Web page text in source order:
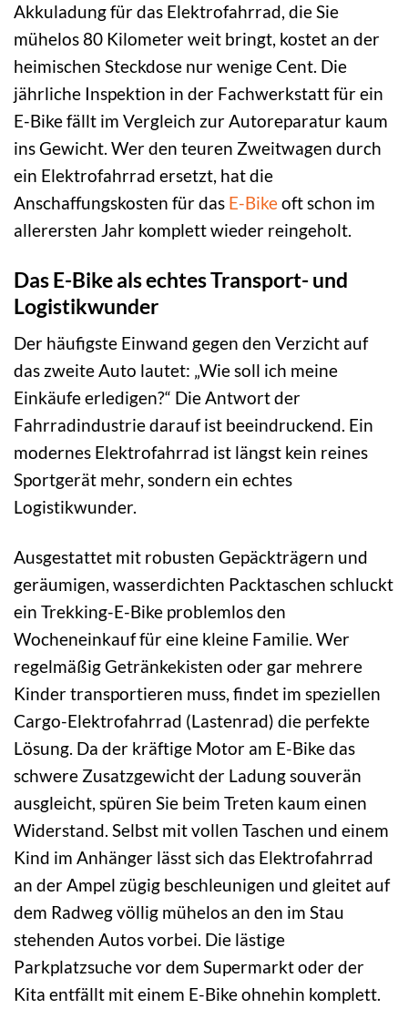
Akkuladung für das Elektrofahrrad, die Sie
mühelos 80 Kilometer weit bringt, kostet an der
heimischen Steckdose nur wenige Cent. Die
jährliche Inspektion in der Fachwerkstatt für ein
E-Bike fällt im Vergleich zur Autoreparatur kaum
ins Gewicht. Wer den teuren Zweitwagen durch
ein Elektrofahrrad ersetzt, hat die
Anschaffungskosten für das E-Bikeoft schon im
allerersten Jahr komplett wieder reingeholt.
Das E-Bike als echtes Transport- und
Logistikwunder
Der häufigste Einwand gegen den Verzicht auf
das zweite Auto lautet: „Wie soll ich meine
Einkäufe erledigen?“ Die Antwort der
Fahrradindustrie darauf ist beeindruckend. Ein
modernes Elektrofahrrad ist längst kein reines
Sportgerät mehr, sondern ein echtes
Logistikwunder.
Ausgestattet mit robusten Gepäckträgern und
geräumigen, wasserdichten Packtaschen schluckt
ein Trekking-E-Bike problemlos den
Wocheneinkauf für eine kleine Familie. Wer
regelmäßig Getränkekisten oder gar mehrere
Kinder transportieren muss, findet im speziellen
Cargo-Elektrofahrrad (Lastenrad) die perfekte
Lösung. Da der kräftige Motor am E-Bike das
schwere Zusatzgewicht der Ladung souverän
ausgleicht, spüren Sie beim Treten kaum einen
Widerstand. Selbst mit vollen Taschen und einem
Kind im Anhänger lässt sich das Elektrofahrrad
an der Ampel zügig beschleunigen und gleitet auf
dem Radweg völlig mühelos an den im Stau
stehenden Autos vorbei. Die lästige
Parkplatzsuche vor dem Supermarkt oder der
Kita entfällt mit einem E-Bike ohnehin komplett.